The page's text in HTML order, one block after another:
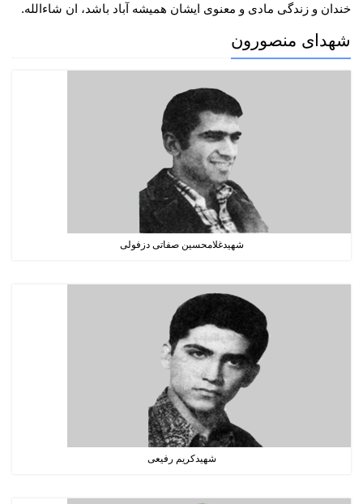
خندان و زندگی مادی و معنوی ایشان همیشه آباد باشد، ان شاءالله.
شهدای منصورون
شهیدغلامحسین صفاتی دزفولی
شهیدکریم رفیعی